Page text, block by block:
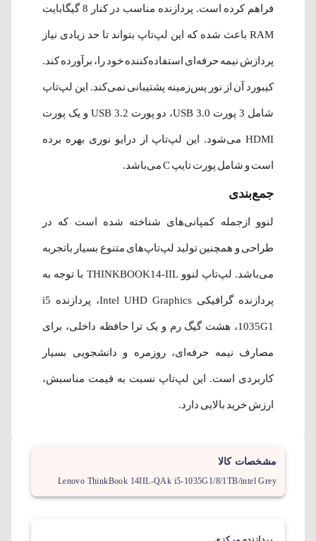
فراهم کرده است. پردازنده مناسب در کنار 8 گیگابایت
RAM باعث شده که این لپ‌تاپ بتواند تا حد زیادی نیاز
پردازش نیمه حرفه‌ای استفاده‌کننده خود را، برآورده کند.
کیبورد آن از نور پس‌زمینه پشتیبانی نمی‌کند. این لپ‌تاپ
شامل 3 پورت USB 3.0، دو پورت USB 3.2 و یک پورت
HDMI می‌شود. این لپ‌تاپ از درایو نوری بهره برده
است و شامل پورت تایپ C می‌باشد.
جمع‌بندی
لنوو ازجمله کمپانی‌های شناخته‌ شده است که در
طراحی و همچنین تولید لپ‌تاپ‌‌های متنوع بسیار باتجربه
می‌باشد. لپ‌تاپ لنوو THINKBOOK14-IIL با توجه به
پردازنده گرافیکی Intel UHD Graphics، پردازنده i5
1035G1، هشت گیگ رم و یک ترا حافظه داخلی، برای
مصارف نیمه حرفه‌ای، روزمره و دانشجویی بسیار
کاربردی است. این لپ‌تاپ نسبت به قیمت مناسبش،
ارزش خرید بالایی دارد.
مشخصات کالا
Lenovo ThinkBook 14IIL-QAk i5-1035G1/8/1TB/intel Grey